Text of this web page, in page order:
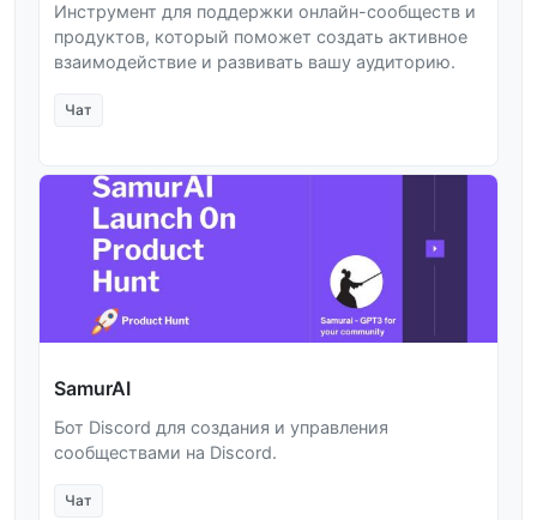
Инструмент для поддержки онлайн-сообществ и
продуктов, который поможет создать активное
взаимодействие и развивать вашу аудиторию.
Чат
SamurAI
Бот Discord для создания и управления
сообществами на Discord.
Чат